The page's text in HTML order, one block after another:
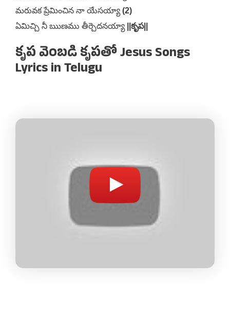
మరువక ప్రేమించిన నా యేసయ్యా (2)
ఏమిచ్చి నీ ఋణము తీర్చెదనయ్యా
||కృప||
కృప వెంబడి కృపతో Jesus Songs
Lyrics in Telugu